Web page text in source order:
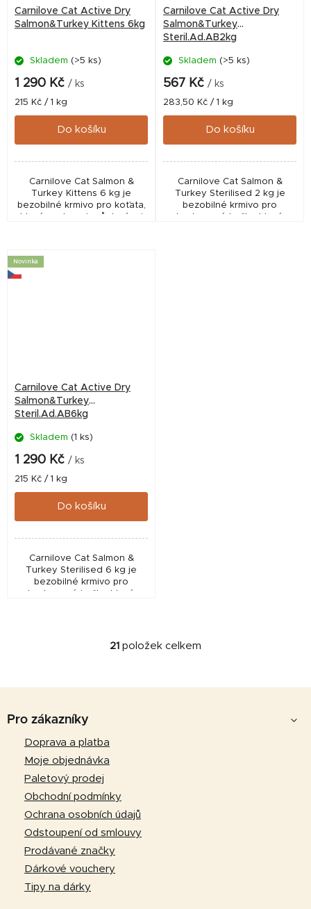
Carnilove Cat Active Dry
Salmon&Turkey Kittens 6kg
Skladem (>5 ks)
1 290 Kč / ks
Měrná
cena:
215 Kč / 1 kg
Do košíku
Carnilove Cat Salmon &
Turkey Kittens 6 kg je
bezobilné krmivo pro koťata,
Carnilove Cat Active Dry
Salmon&Turkey
Steril.Ad.AB2kg
Skladem (>5 ks)
567 Kč / ks
Měrná
cena:
283,50 Kč / 1 kg
Do košíku
Carnilove Cat Salmon &
Turkey Sterilised 2 kg je
bezobilné krmivo pro
Novinka
Carnilove Cat Active Dry
Salmon&Turkey
Steril.Ad.AB6kg
Skladem (1 ks)
1 290 Kč / ks
Měrná
cena:
215 Kč / 1 kg
Do košíku
Carnilove Cat Salmon &
Turkey Sterilised 6 kg je
bezobilné krmivo pro
kastrované kočky, které
O
21 položek celkem
Pro zákazníky
Doprava a platba
Moje objednávka
Paletový prodej
Obchodní podmínky
Ochrana osobních údajů
Odstoupení od smlouvy
Prodávané značky
Dárkové vouchery
Tipy na dárky